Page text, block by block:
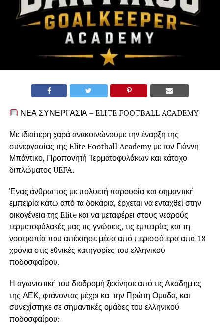
ΝΕΑ ΣΥΝΕΡΓΑΣΙΑ – ELITE FOOTBALL ACADEMY
Με ιδιαίτερη χαρά ανακοινώνουμε την έναρξη της
συνεργασίας της Elite Football Academy με τον Γιάννη
Μπάντικο, Προπονητή Τερματοφυλάκων και κάτοχο
διπλώματος UEFA.
Ένας άνθρωπος με πολυετή παρουσία και σημαντική
εμπειρία κάτω από τα δοκάρια, έρχεται να ενταχθεί στην
οικογένεια της Elite και να μεταφέρει στους νεαρούς
τερματοφύλακές μας τις γνώσεις, τις εμπειρίες και τη
νοοτροπία που απέκτησε μέσα από περισσότερα από 18
χρόνια στις εθνικές κατηγορίες του ελληνικού
ποδοσφαίρου.
Η αγωνιστική του διαδρομή ξεκίνησε από τις Ακαδημίες
της ΑΕΚ, φτάνοντας μέχρι και την Πρώτη Ομάδα, και
συνεχίστηκε σε σημαντικές ομάδες του ελληνικού
ποδοσφαίρου: